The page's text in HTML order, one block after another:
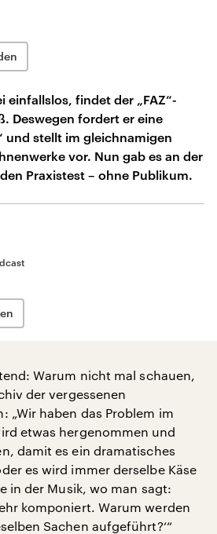
einfallslos, findet der „FAZ“-
Deswegen fordert er eine
und stellt im gleichnamigen
vor. Nun gab es an der
Praxistest – ohne Publikum.
Warum nicht mal schauen,
der vergessenen
„Wir haben das Problem im
etwas hergenommen und
damit es ein dramatisches
es wird immer derselbe Käse
in der Musik, wo man sagt:
komponiert. Warum werden
Sachen aufgeführt?‘“